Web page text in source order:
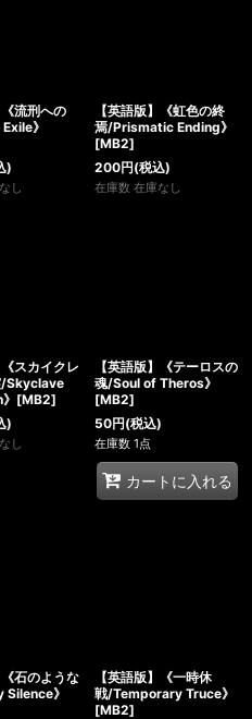
《流刑への
》
)
し
【英語版】《虹色の終
焉/Prismatic Ending》
[MB2]
200円(税込)
在庫数 在庫なし
《スカイクレ
/Skyclave
[MB2]
)
し
【英語版】《テーロスの
魂/Soul of Theros》
[MB2]
50円(税込)
在庫数 1点
カートに入れる
《石のような
》
【英語版】《一時休
戦/Temporary Truce》
[MB2]